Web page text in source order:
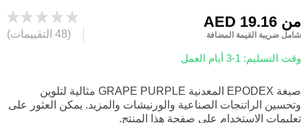
من
شامل ضريبة القيمة المضافة
وقت التسليم: 1-3 أيام العمل
(48 التقييمات)
صبغة EPODEX المعدنية GRAPE PURPLE مثالية لتلوين
وتحسين الراتنجات الصناعية والورنيشات والمزيد. يمكن العثور على
تعليمات الاستخدام على صفحة هذا المنتج.